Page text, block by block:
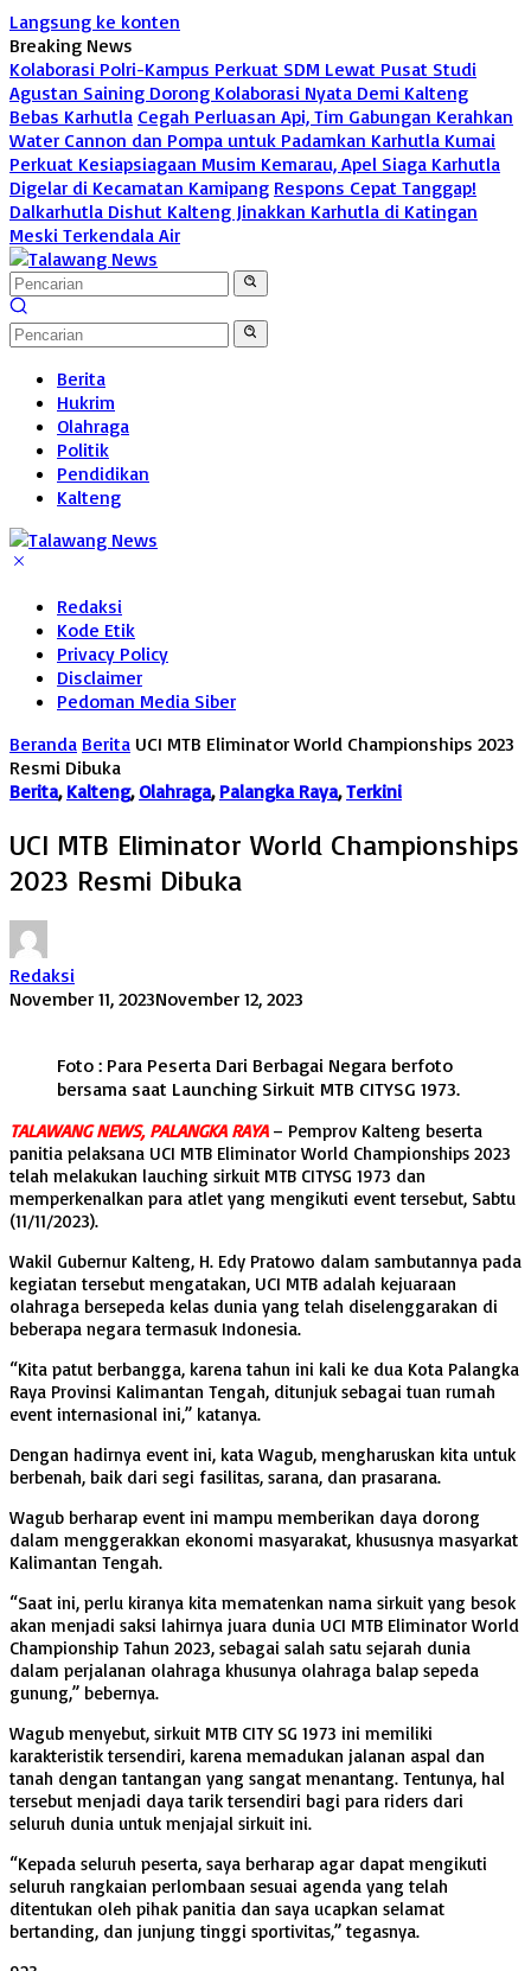
Langsung ke konten
Breaking News
Kolaborasi Polri-Kampus Perkuat SDM Lewat Pusat Studi
Agustan Saining Dorong Kolaborasi Nyata Demi Kalteng
Bebas Karhutla Cegah Perluasan Api, Tim Gabungan Kerahkan
Water Cannon dan Pompa untuk Padamkan Karhutla Kumai
Perkuat Kesiapsiagaan Musim Kemarau, Apel Siaga Karhutla
Digelar di Kecamatan Kamipang Respons Cepat Tanggap!
Dalkarhutla Dishut Kalteng Jinakkan Karhutla di Katingan
Meski Terkendala Air
Berita
Hukrim
Olahraga
Politik
Pendidikan
Kalteng
Redaksi
Kode Etik
Privacy Policy
Disclaimer
Pedoman Media Siber
Beranda Berita UCI MTB Eliminator World Championships 2023
Resmi Dibuka
Berita, Kalteng, Olahraga, Palangka Raya,Terkini
UCI MTB Eliminator World Championships
2023 Resmi Dibuka
Redaksi
November 11, 2023November 12, 2023
Foto : Para Peserta Dari Berbagai Negara berfoto
bersama saat Launching Sirkuit MTB CITYSG 1973.
TALAWANG NEWS, PALANGKA RAYA– Pemprov Kalteng beserta
panitia pelaksana UCI MTB Eliminator World Championships 2023
telah melakukan lauching sirkuit MTB CITYSG 1973 dan
memperkenalkan para atlet yang mengikuti event tersebut, Sabtu
(11/11/2023).
Wakil Gubernur Kalteng, H. Edy Pratowo dalam sambutannya pada
kegiatan tersebut mengatakan, UCI MTB adalah kejuaraan
olahraga bersepeda kelas dunia yang telah diselenggarakan di
beberapa negara termasuk Indonesia.
“Kita patut berbangga, karena tahun ini kali ke dua Kota Palangka
Raya Provinsi Kalimantan Tengah, ditunjuk sebagai tuan rumah
event internasional ini,” katanya.
Dengan hadirnya event ini, kata Wagub, mengharuskan kita untuk
berbenah, baik dari segi fasilitas, sarana, dan prasarana.
Wagub berharap event ini mampu memberikan daya dorong
dalam menggerakkan ekonomi masyarakat, khususnya masyarkat
Kalimantan Tengah.
“Saat ini, perlu kiranya kita mematenkan nama sirkuit yang besok
akan menjadi saksi lahirnya juara dunia UCI MTB Eliminator World
Championship Tahun 2023, sebagai salah satu sejarah dunia
dalam perjalanan olahraga khusunya olahraga balap sepeda
gunung,” bebernya.
Wagub menyebut, sirkuit MTB CITY SG 1973 ini memiliki
karakteristik tersendiri, karena memadukan jalanan aspal dan
tanah dengan tantangan yang sangat menantang. Tentunya, hal
tersebut menjadi daya tarik tersendiri bagi para riders dari
seluruh dunia untuk menjajal sirkuit ini.
“Kepada seluruh peserta, saya berharap agar dapat mengikuti
seluruh rangkaian perlombaan sesuai agenda yang telah
ditentukan oleh pihak panitia dan saya ucapkan selamat
bertanding, dan junjung tinggi sportivitas,” tegasnya.